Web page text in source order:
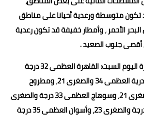
متوسطة ورعدية أحيانا على مناطق
الأحمر ، وأمطار خفيفة قد تكون رعدية
جنوب الصعيد .
وبالنسبة لدرجات الحرارة اليوم السبت: القاهرة العظمى 32 درجة
والصغرى 22، والإسكندرية العظمى 34 والصغرى 21، ومطروح
العظمى 33 درجة والصغرى 21، وسوهاج العظمى 33 درجة والصغرى
21، وقنا العظمى 34 درجة والصغرى 23، وأسوان العظمى 35 درجة